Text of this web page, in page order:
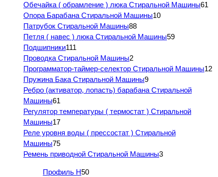
Обечайка ( обрамление ) люка Стиральной Машины61
Опора Барабана Стиральной Машины10
Патрубок Стиральной Машины88
Петля ( навес ) люка Стиральной Машины59
Подшипники111
Проводка Стиральной Машины2
Программатор-таймер-селектор Стиральной Машины12
Пружина Бака Стиральной Машины9
Ребро (активатор, лопасть) барабана Стиральной
Машины61
Регулятор температуры ( термостат ) Стиральной
Машины17
Реле уровня воды ( прессостат ) Стиральной
Машины75
Ремень приводной Стиральной Машины3
Профиль H50